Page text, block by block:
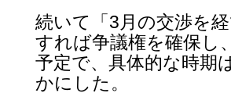
続いて「3月の交渉を
すれば争議権を確保し
予定で、具体的な時期
かにした。